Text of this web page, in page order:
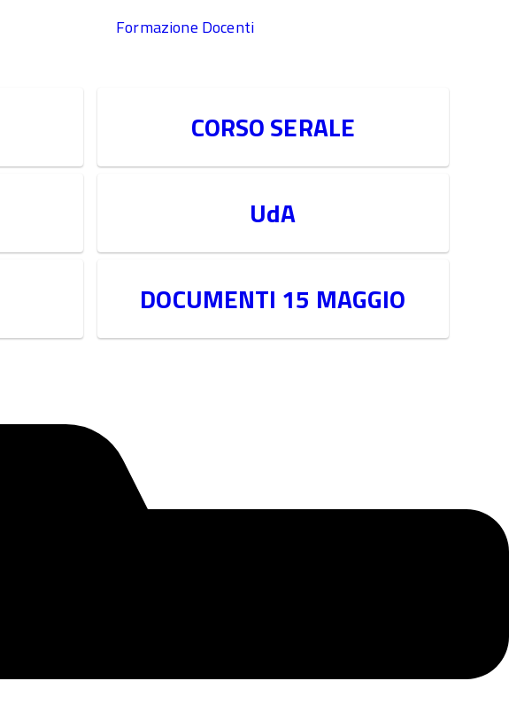
Formazione Docenti
CORSO SERALE
UdA
DOCUMENTI 15 MAGGIO